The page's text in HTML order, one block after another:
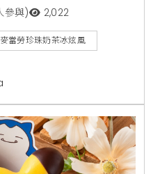
風同步限量回歸，完整
參與) 2,022
當勞珍珠奶茶冰炫風